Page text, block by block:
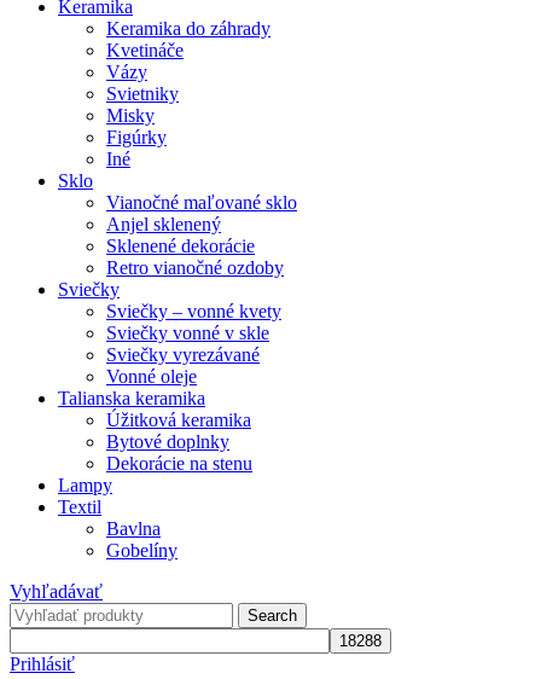
Keramika
Keramika do záhrady
Kvetináče
Vázy
Svietniky
Misky
Figúrky
Iné
Sklo
Vianočné maľované sklo
Anjel sklenený
Sklenené dekorácie
Retro vianočné ozdoby
Sviečky
Sviečky – vonné kvety
Sviečky vonné v skle
Sviečky vyrezávané
Vonné oleje
Talianska keramika
Úžitková keramika
Bytové doplnky
Dekorácie na stenu
Lampy
Textil
Bavlna
Gobelíny
Vyhľadávať
Search
Prihlásiť